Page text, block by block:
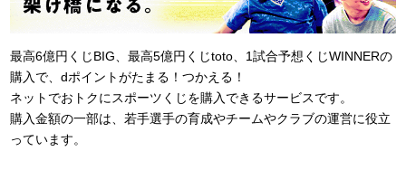
最高6億円くじBIG、最高5億円くじtoto、1試合予想くじWINNERの
購入で、dポイントがたまる！つかえる！
ネットでおトクにスポーツくじを購入できるサービスです。
購入金額の一部は、若手選手の育成やチームやクラブの運営に役立
っています。